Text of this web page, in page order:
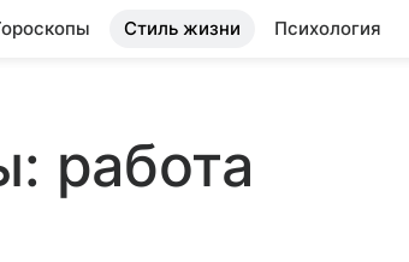
Стиль жизни Психология
работа